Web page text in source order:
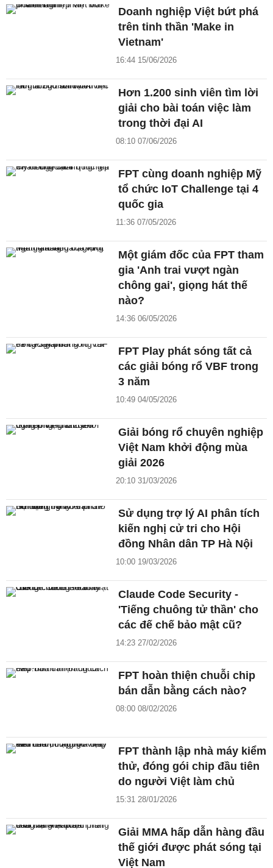
Doanh nghiệp Việt bứt phá
trên tinh thần 'Make in
Vietnam'
16:44 15/06/2026
Hơn 1.200 sinh viên tìm lời
giải cho bài toán việc làm
trong thời đại AI
08:10 07/06/2026
FPT cùng doanh nghiệp Mỹ
tổ chức IoT Challenge tại 4
quốc gia
11:36 07/05/2026
Một giám đốc của FPT tham
gia 'Anh trai vượt ngàn
chông gai', giọng hát thế
nào?
14:36 06/05/2026
FPT Play phát sóng tất cả
các giải bóng rổ VBF trong
3 năm
10:49 04/05/2026
Giải bóng rổ chuyên nghiệp
Việt Nam khởi động mùa
giải 2026
20:10 31/03/2026
Sử dụng trợ lý AI phân tích
kiến nghị cử tri cho Hội
đồng Nhân dân TP Hà Nội
10:00 19/03/2026
Claude Code Security -
'Tiếng chuông tử thần' cho
các đế chế bảo mật cũ?
14:23 27/02/2026
FPT hoàn thiện chuỗi chip
bán dẫn bằng cách nào?
08:00 08/02/2026
FPT thành lập nhà máy kiểm
thử, đóng gói chip đầu tiên
do người Việt làm chủ
15:31 28/01/2026
Giải MMA hấp dẫn hàng đầu
thế giới được phát sóng tại
Việt Nam